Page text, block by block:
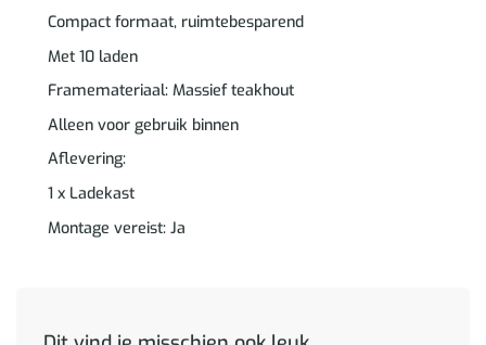
Compact formaat, ruimtebesparend
Met 10 laden
Framemateriaal: Massief teakhout
Alleen voor gebruik binnen
Aflevering:
1 x Ladekast
Montage vereist: Ja